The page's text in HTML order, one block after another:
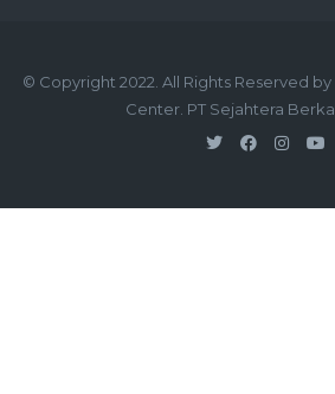
© Copyright 2022. All Rights Reserved
Center. PT Sejahtera